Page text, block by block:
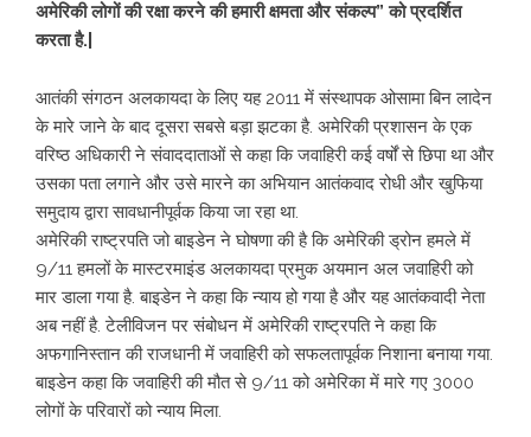
अमेरिकी लोगों की रक्षा करने की हमारी क्षमता और संकल्प” को प्रदर्शित
करता है.|
आतंकी संगठन अलकायदा के लिए यह 2011 में संस्थापक ओसामा बिन लादेन
के मारे जाने के बाद दूसरा सबसे बड़ा झटका है. अमेरिकी प्रशासन के एक
वरिष्ठ अधिकारी ने संवाददाताओं से कहा कि जवाहिरी कई वर्षों से छिपा था और
उसका पता लगाने और उसे मारने का अभियान आतंकवाद रोधी और खुफिया
समुदाय द्वारा सावधानीपूर्वक किया जा रहा था.
अमेरिकी राष्ट्रपति जो बाइडेन ने घोषणा की है कि अमेरिकी ड्रोन हमले में
9/11 हमलों के मास्टरमाइंड अलकायदा प्रमुक अयमान अल जवाहिरी को
मार डाला गया है. बाइडेन ने कहा कि न्याय हो गया है और यह आतंकवादी नेता
अब नहीं है. टेलीविजन पर संबोधन में अमेरिकी राष्ट्रपति ने कहा कि
अफगानिस्तान की राजधानी में जवाहिरी को सफलतापूर्वक निशाना बनाया गया.
बाइडेन कहा कि जवाहिरी की मौत से 9/11 को अमेरिका में मारे गए 3000
लोगों के परिवारों को न्याय मिला.